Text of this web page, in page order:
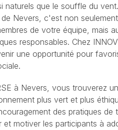
naturels que le souffle du
Nevers, c'est non
de votre équipe, mais
responsables. Chez
une opportunité pour
à Nevers, vous trouverez
plus vert et plus
des pratiques de
et motiver les participants à